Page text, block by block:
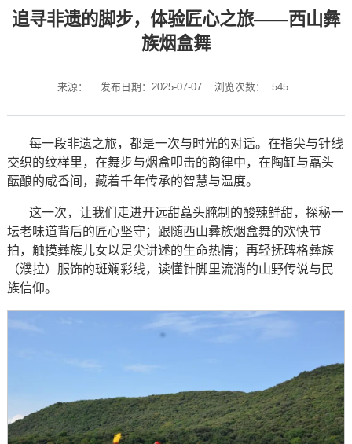
追寻非遗的脚步，体验匠心之旅——西山彝
族烟盒舞
来源： 发布日期：2025-07-07 浏览次数： 545
每一段非遗之旅，都是一次与时光的对话。在指尖与针线
交织的纹样里，在舞步与烟盒叩击的韵律中，在陶缸与藠头
酝酿的咸香间，藏着千年传承的智慧与温度。
这一次，让我们走进开远甜藠头腌制的酸辣鲜甜，探秘一
坛老味道背后的匠心坚守；跟随西山彝族烟盒舞的欢快节
拍，触摸彝族儿女以足尖讲述的生命热情；再轻抚碑格彝族
（濮拉）服饰的斑斓彩线，读懂针脚里流淌的山野传说与民
族信仰。